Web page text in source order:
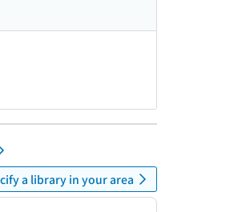
a library in your area